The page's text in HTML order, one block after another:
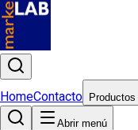
HomeContacto Productos
Abrir menú